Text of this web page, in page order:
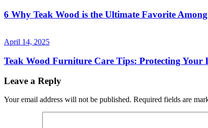
6 Why Teak Wood is the Ultimate Favorite
April 14, 2025
Teak Wood Furniture Care Tips: Protecting Your
Leave a Reply
Your email address will not be published. Required fields are